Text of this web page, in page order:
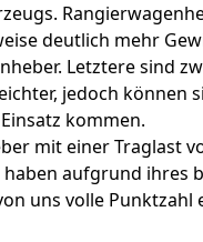
deutlich mehr
Letztere sind
jedoch können
kommen.
mit einer Traglast
haben aufgrund ihres
uns volle Punktzahl